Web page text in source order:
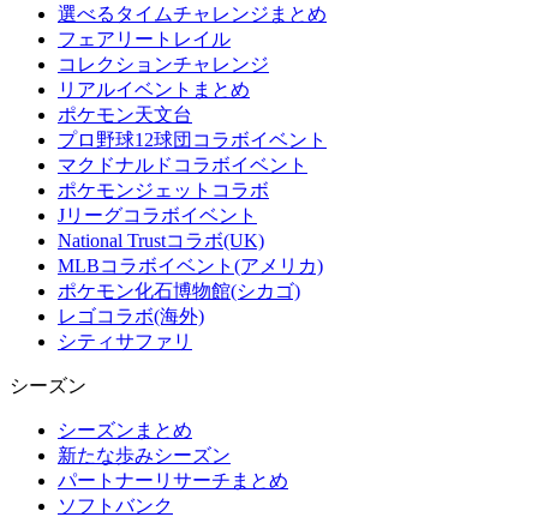
選べるタイムチャレンジまとめ
フェアリートレイル
コレクションチャレンジ
リアルイベントまとめ
ポケモン天文台
プロ野球12球団コラボイベント
マクドナルドコラボイベント
ポケモンジェットコラボ
Jリーグコラボイベント
National Trustコラボ(UK)
MLBコラボイベント(アメリカ)
ポケモン化石博物館(シカゴ)
レゴコラボ(海外)
シティサファリ
シーズン
シーズンまとめ
新たな歩みシーズン
パートナーリサーチまとめ
ソフトバンク